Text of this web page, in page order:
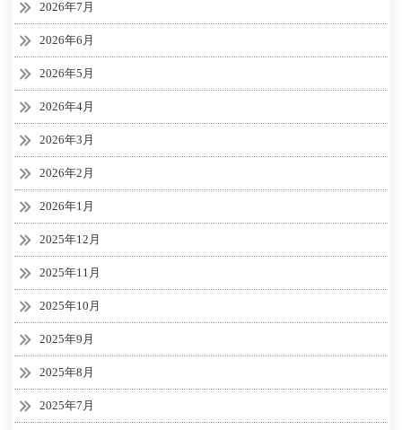
2026年7月
2026年6月
2026年5月
2026年4月
2026年3月
2026年2月
2026年1月
2025年12月
2025年11月
2025年10月
2025年9月
2025年8月
2025年7月